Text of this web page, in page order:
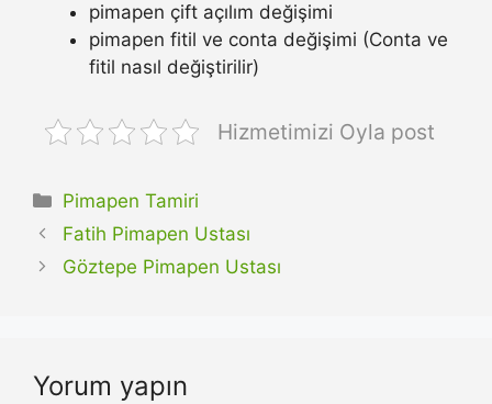
pimapen çift açılım değişimi
pimapen fitil ve conta değişimi (Conta ve
fitil nasıl değiştirilir)
Hizmetimizi Oyla post
Kategoriler
Pimapen Tamiri
Fatih Pimapen Ustası
Göztepe Pimapen Ustası
Yorum yapın